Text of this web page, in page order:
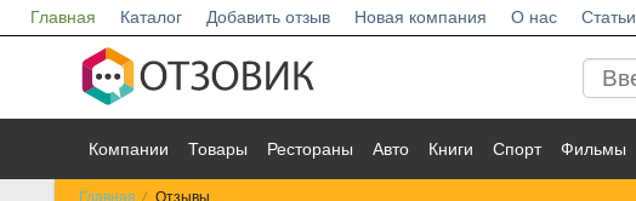
Главная Каталог Добавить отзыв Новая компания О нас Статьи
Компании Товары Рестораны Авто Книги Спорт Фильмы
Главная Отзывы